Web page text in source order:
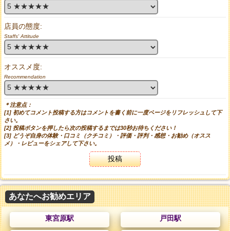
店員の態度:
Staffs' Attitude
オススメ度:
Recommendation
＊注意点：
[1] 初めてコメント投稿する方はコメントを書く前に一度ページをリフレッシュして下
さい。
[2] 投稿ボタンを押したら次の投稿するまでは30秒お待ちください！
[3] どうぞ自身の体験・口コミ（クチコミ）・評価・評判・感想・お勧め（オスス
メ）・レビューをシェアして下さい。
投稿
あなたへお勧めエリア
東宮原駅 戸田駅